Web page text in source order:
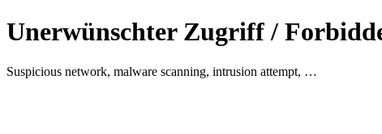
Unerwünschter Zugriff /
Suspicious network, malware scanning, intrusion attempt, …